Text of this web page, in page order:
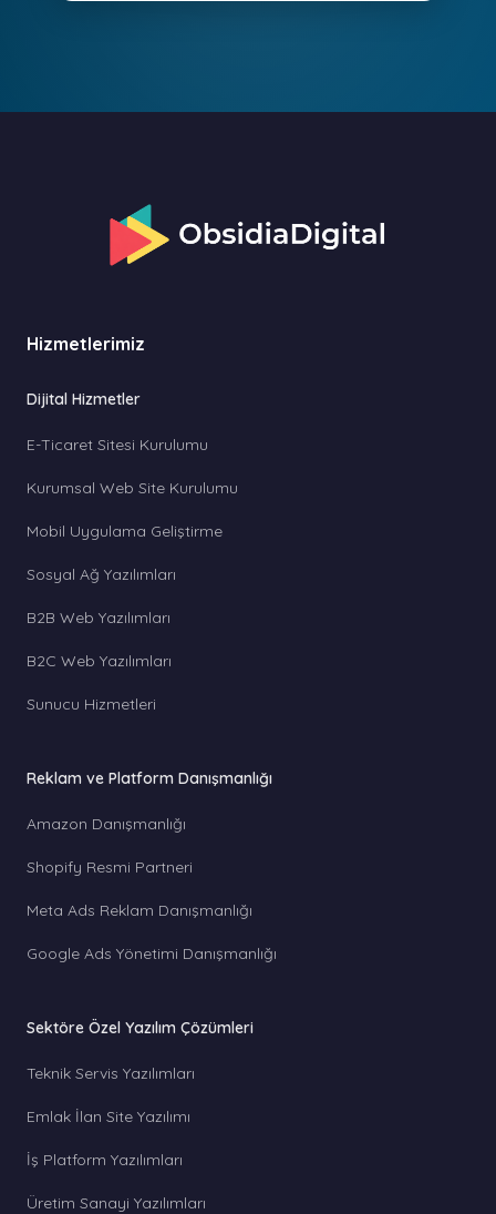
Hizmetlerimiz
Dijital Hizmetler
E-Ticaret Sitesi Kurulumu
Kurumsal Web Site Kurulumu
Mobil Uygulama Geliştirme
Sosyal Ağ Yazılımları
B2B Web Yazılımları
B2C Web Yazılımları
Sunucu Hizmetleri
Reklam ve Platform Danışmanlığı
Amazon Danışmanlığı
Shopify Resmi Partneri
Meta Ads Reklam Danışmanlığı
Google Ads Yönetimi Danışmanlığı
Sektöre Özel Yazılım Çözümleri
Teknik Servis Yazılımları
Emlak İlan Site Yazılımı
İş Platform Yazılımları
Üretim Sanayi Yazılımları